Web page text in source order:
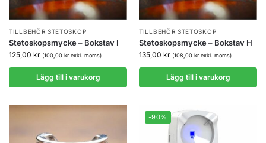
TILLBEHÖR STETOSKOP
Stetoskopsmycke – Bokstav I
125,00 kr (100,00 krexkl. moms)
Lägg till i varukorg
TILLBEHÖR STETOSKOP
Stetoskopsmycke – Bokstav H
135,00 kr (108,00 krexkl. moms)
Lägg till i varukorg
-90%